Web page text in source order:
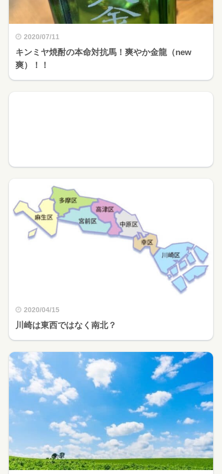
2020/07/11
キンミヤ焼酎の本命対抗馬！爽やか金龍（new
爽）！！
2020/04/15
川崎は東西ではなく南北？